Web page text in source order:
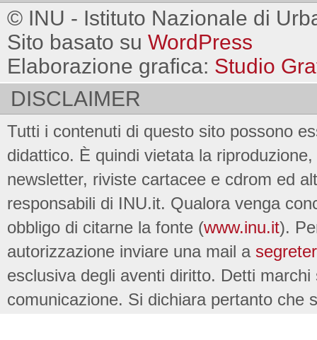
© INU - Istituto Nazionale di
Sito basato su WordPress
Elaborazione grafica: Studio
DISCLAIMER
Tutti i contenuti di questo sito possono
didattico. È quindi vietata la
newsletter, riviste cartacee e cdrom ed
responsabili di INU.it. Qualora venga
obbligo di citarne la fonte (www.inu.it).
autorizzazione inviare una mail a
esclusiva degli aventi diritto. Detti
comunicazione. Si dichiara pertanto che